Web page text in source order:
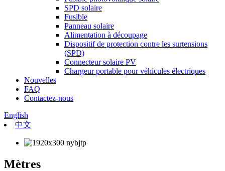
SPD solaire
Fusible
Panneau solaire
Alimentation à découpage
Dispositif de protection contre les surtensions
(SPD)
Connecteur solaire PV
Chargeur portable pour véhicules électriques
Nouvelles
FAQ
Contactez-nous
English
中文
Mètres